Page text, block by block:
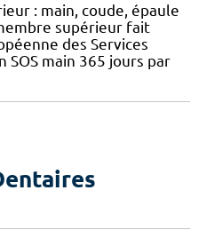
: main, coude, épaule
supérieur fait
des Services
SOS main 365 jours par